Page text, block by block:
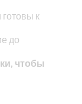
к
до
чтобы